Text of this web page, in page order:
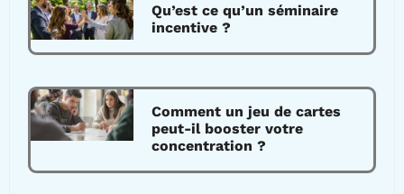
Qu’est ce qu’un séminaire
incentive ?
Comment un jeu de cartes
peut-il booster votre
concentration ?